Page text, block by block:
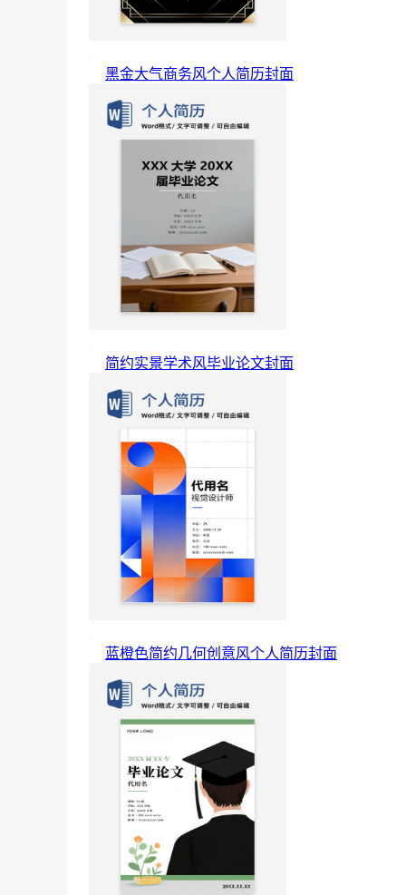
黑金大气商务风个人简历封面
简约实景学术风毕业论文封面
蓝橙色简约几何创意风个人简历封面